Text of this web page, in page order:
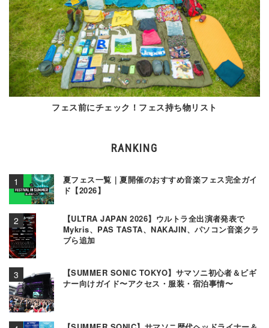
フェス前にチェック！フェス持ち物リスト
RANKING
夏フェス一覧｜夏開催のおすすめ音楽フェス完全ガイ
ド【2026】
【ULTRA JAPAN 2026】ウルトラ全出演者発表で
Mykris、PAS TASTA、NAKAJIN、パソコン音楽クラ
ブら追加
【SUMMER SONIC TOKYO】サマソニ初心者＆ビギ
ナー向けガイド〜アクセス・服装・宿泊事情〜